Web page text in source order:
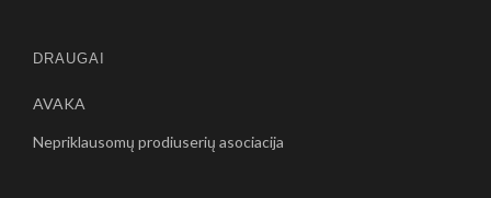
DRAUGAI
AVAKA
Nepriklausomų prodiuserių asociacija